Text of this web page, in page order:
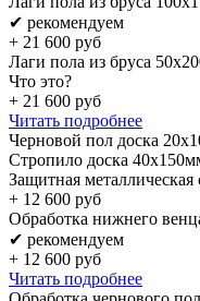
✔ рекомендуем
+ 21 600 руб
Лаги пола из бруса
Что это?
+ 21 600 руб
Читать подробнее
Черновой пол доска
Стропило доска
Защитная металлическая
+ 12 600 руб
Обработка нижнего
✔ рекомендуем
+ 12 600 руб
Читать подробнее